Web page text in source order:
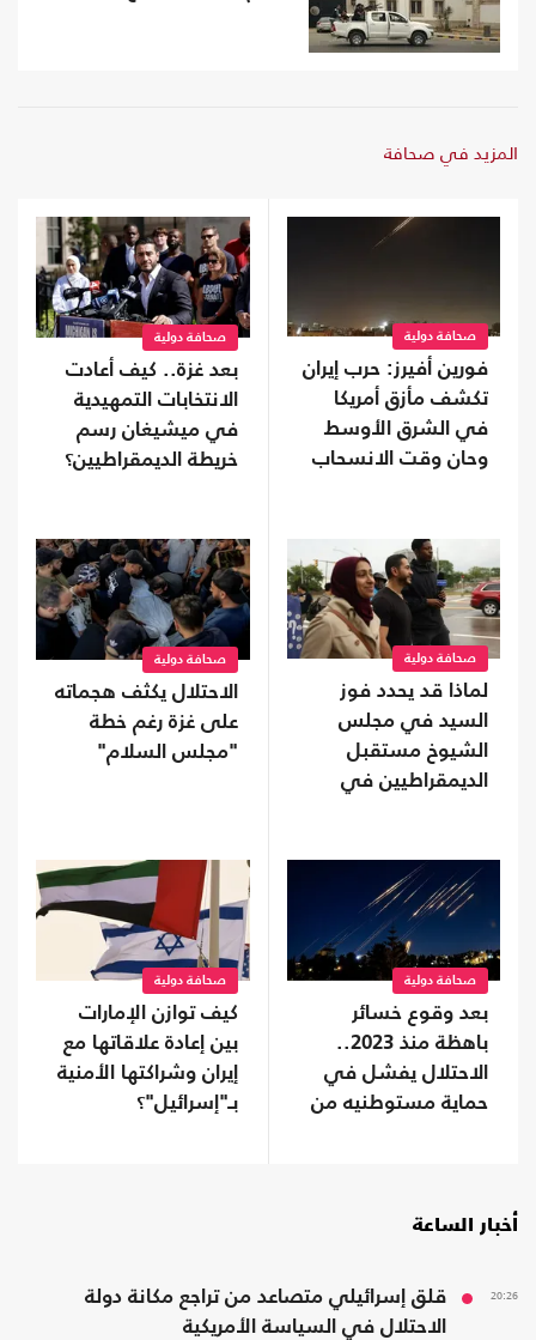
المزيد في صحافة
صحافة دولية
فورين أفيرز: حرب إيران
تكشف مأزق أمريكا
في الشرق الأوسط
وحان وقت الانسحاب
صحافة دولية
بعد غزة.. كيف أعادت
الانتخابات التمهيدية
في ميشيغان رسم
خريطة الديمقراطيين؟
صحافة دولية
لماذا قد يحدد فوز
السيد في مجلس
الشيوخ مستقبل
الديمقراطيين في
صحافة دولية
الاحتلال يكثف هجماته
على غزة رغم خطة
"مجلس السلام"
صحافة دولية
بعد وقوع خسائر
باهظة منذ 2023..
الاحتلال يفشل في
حماية مستوطنيه من
صحافة دولية
كيف توازن الإمارات
بين إعادة علاقاتها مع
إيران وشراكتها الأمنية
بـ"إسرائيل"؟
أخبار الساعة
20:26
قلق إسرائيلي متصاعد من تراجع مكانة دولة
الاحتلال في السياسة الأمريكية